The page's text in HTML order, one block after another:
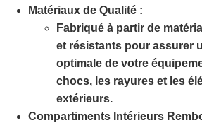
Matériaux de Qualité :
Fabriqué à partir de
et résistants pour assurer
optimale de votre
chocs, les rayures et les
extérieurs.
Compartiments Intérieurs